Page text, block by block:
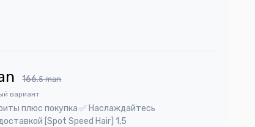
166.5 man
вариант
плюс покупка ✅ Наслаждайтесь
[Spot Speed ​​Hair] 1,5